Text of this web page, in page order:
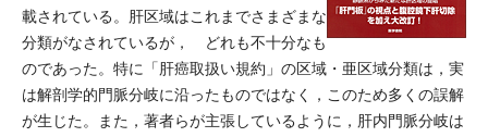
載されている。肝区域はこれまでさまざまな
分類がなされているが， どれも不十分なも
のであった。特に「肝癌取扱い規約」の区域・亜区域分類は，実
は解剖学的門脈分岐に沿ったものではなく，このため多くの誤解
が生じた。また，著者らが主張しているように，肝内門脈分岐は